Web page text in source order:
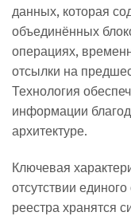
данных, которая
объединённых
операциях,
отсылки на
Технология
информации
архитектуре.
Ключевая
отсутствии
реестра хранятся